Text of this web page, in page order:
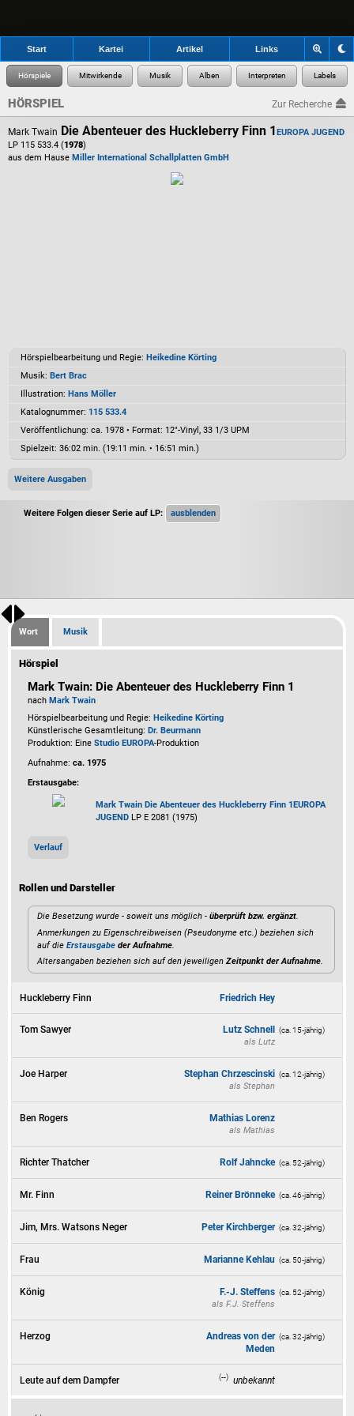
Start Kartei Artikel Links
HÖRSPIEL Zur Recherche
Mark Twain Die Abenteuer des Huckleberry Finn 1EUROPA JUGEND
LP 115 533.4 (1978)
aus dem Hause Miller International Schallplatten GmbH
Hörspielbearbeitung und Regie: Heikedine Körting
Musik: Bert Brac
Illustration: Hans Möller
Katalognummer: 115 533.4
Veröffentlichung: ca. 1978 • Format: 12"-Vinyl, 33 1/3 UPM
Spielzeit: 36:02 min. (19:11 min. • 16:51 min.)
Weitere Ausgaben
Weitere Folgen dieser Serie auf LP:
Wort Musik
Hörspiel
Mark Twain: Die Abenteuer des Huckleberry Finn 1
nach Mark Twain
Hörspielbearbeitung und Regie: Heikedine Körting
Künstlerische Gesamtleitung: Dr. Beurmann
Produktion: EineStudio EUROPA-Produktion
Aufnahme:ca. 1975
Erstausgabe:
Mark Twain Die Abenteuer des Huckleberry Finn 1EUROPA
JUGEND LP E 2081 (1975)
Verlauf
Rollen und Darsteller
Die Besetzung wurde - soweit uns möglich -überprüft bzw. ergänzt.
Anmerkungen zu Eigenschreibweisen (Pseudonyme etc.) beziehen sich
auf dieErstausgabe der Aufnahme.
Altersangaben beziehen sich auf den jeweiligenZeitpunkt der Aufnahme.
Huckleberry Finn Friedrich Hey
Tom Sawyer Lutz Schnell
alsLutz
(ca. 15‑jährig)
Joe Harper Stephan Chrzescinski
alsStephan
(ca. 12‑jährig)
Ben Rogers Mathias Lorenz
alsMathias
Richter Thatcher Rolf Jahncke (ca. 52‑jährig)
Mr. Finn Reiner Brönneke (ca. 46‑jährig)
Jim, Mrs. Watsons Neger Peter Kirchberger (ca. 32‑jährig)
Frau Marianne Kehlau (ca. 50‑jährig)
König F.-J. Steffens
alsF.J. Steffens
(ca. 52‑jährig)
Herzog
Andreas von der
Meden
(ca. 32‑jährig)
Leute auf dem Dampfer (--) unbekannt